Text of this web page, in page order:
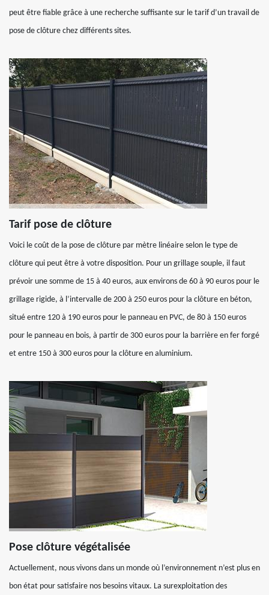
peut être fiable grâce à une recherche suffisante sur le tarif d’un travail de
pose de clôture chez différents sites.
Tarif pose de clôture
Voici le coût de la pose de clôture par mètre linéaire selon le type de
clôture qui peut être à votre disposition. Pour un grillage souple, il faut
prévoir une somme de 15 à 40 euros, aux environs de 60 à 90 euros pour le
grillage rigide, à l’intervalle de 200 à 250 euros pour la clôture en béton,
situé entre 120 à 190 euros pour le panneau en PVC, de 80 à 150 euros
pour le panneau en bois, à partir de 300 euros pour la barrière en fer forgé
et entre 150 à 300 euros pour la clôture en aluminium.
Pose clôture végétalisée
Actuellement, nous vivons dans un monde où l’environnement n’est plus en
bon état pour satisfaire nos besoins vitaux. La surexploitation des